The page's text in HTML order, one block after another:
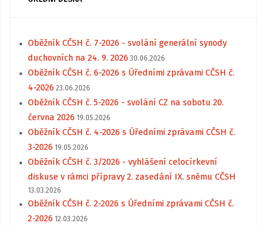
Oběžník CČSH č. 7-2026 - svolání generální synody
duchovních na 24. 9. 2026 30.06.2026
Oběžník CČSH č. 6-2026 s Úředními zprávami CČSH č.
4-2026 23.06.2026
Oběžník CČSH č. 5-2026 - svolání CZ na sobotu 20.
června 2026 19.05.2026
Oběžník CČSH č. 4-2026 s Úředními zprávami CČSH č.
3-2026 19.05.2026
Oběžník CČSH č. 3/2026 - vyhlášení celocírkevní
diskuse v rámci přípravy 2. zasedání IX. sněmu CČSH
13.03.2026
Oběžník CČSH č. 2-2026 s Úředními zprávami CČSH č.
2-2026 12.03.2026